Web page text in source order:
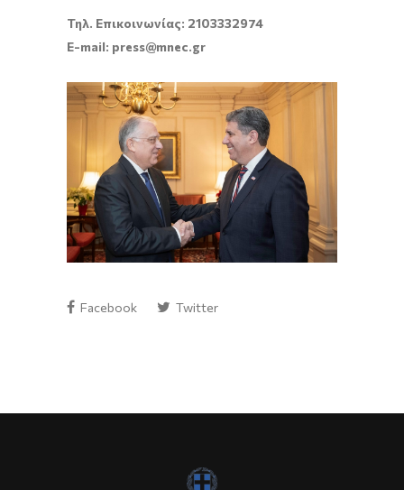
Τηλ. Επικοινωνίας: 2103332974
E-mail: press@mnec.gr
Facebook Twitter